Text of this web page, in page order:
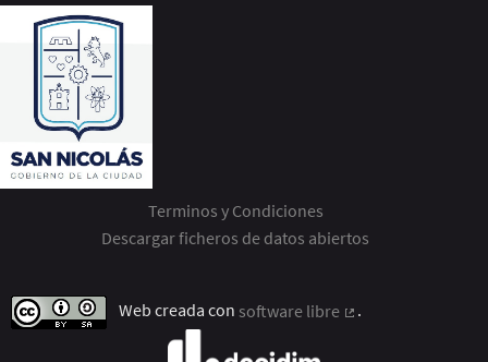
Terminos y Condiciones
Descargar ficheros de datos abiertos
Web creada con software libre
.